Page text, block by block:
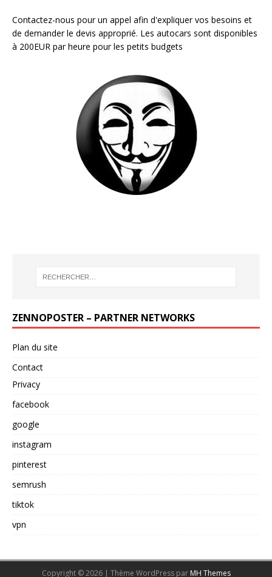
Contactez-nous pour un appel afin d'expliquer vos besoins et
de demander le devis approprié. Les autocars sont disponibles
à 200EUR par heure pour les petits budgets
ZENNOPOSTER – PARTNER NETWORKS
Plan du site
Contact
Privacy
facebook
google
instagram
pinterest
semrush
tiktok
vpn
Copyright © 2026 | Thème WordPress par MH Themes